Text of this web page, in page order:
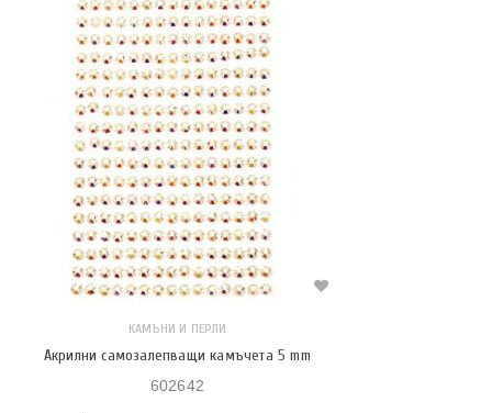
КАМЪНИ И ПЕРЛИ
Акрилни самозалепващи камъчета 5 mm
602642